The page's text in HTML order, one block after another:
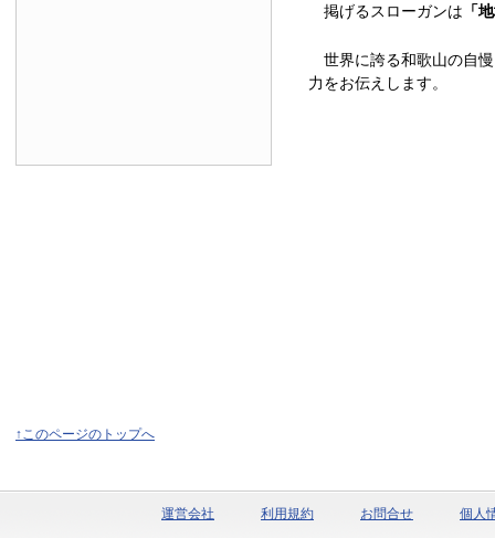
掲げるスローガンは 「
世界に誇る和歌山の自
力をお伝えします。
↑このページのトップへ
運営会社 利用規約 お問合せ 個人